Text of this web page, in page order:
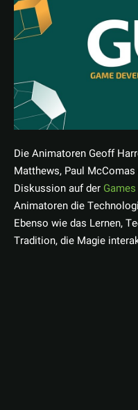
Die Animatoren Geoff
Matthews, Paul
Diskussion auf der
Animatoren die
Ebenso wie das Lernen,
Tradition, die Magie